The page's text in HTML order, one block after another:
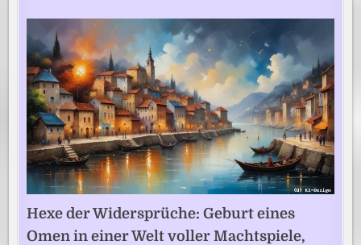
Hexe der Widersprüche: Geburt eines
Omen in einer Welt voller Machtspiele,